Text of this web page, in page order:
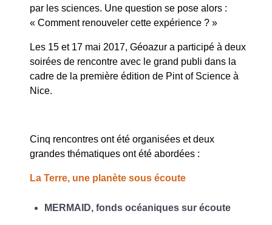
par les sciences. Une question se pose alors :
« Comment renouveler cette expérience ? »
Les 15 et 17 mai 2017, Géoazur a participé à deux
soirées de rencontre avec le grand publi dans la
cadre de la première édition de Pint of Science à
Nice.
Cinq rencontres ont été organisées et deux
grandes thématiques ont été abordées :
La Terre, une planète sous écoute
MERMAID, fonds océaniques sur écoute